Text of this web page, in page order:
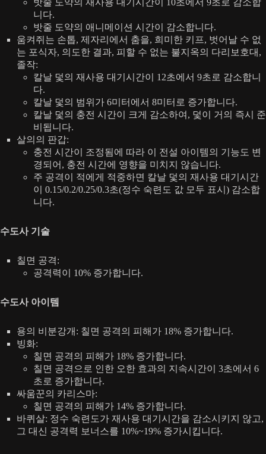
밧줄 도약의 재사용 대기시간이 10초에서 9초로 감소합
니다.
밧줄 도약의 애니메이션 시간이 감소합니다.
움켜쥐는 손톱, 제자리에서 춤을, 희미한 키프, 벗어날 수 없
는 포식자, 의도한 결과, 피할 수 없는 불지옥의 다리보호대,
졸작:
칼날 덫의 재사용 대기시간이 12초에서 9초로 감소합니
다.
칼날 덫의 범위가 6미터에서 8미터로 증가합니다.
칼날 덫의 충전 시간이 크게 감소하여, 덫이 거의 즉시 준
비됩니다.
살의의 판갑:
충전 시간이 조정됨에 따라 이 전설 아이템의 기능도 변
경되어, 충전 시간에 영향을 미치지 않습니다.
주 공격이 적에게 적중하면 칼날 덫의 재사용 대기시간
이 0.15/0.2/0.25/0.3초(정수 숙련도 값 모두 표시) 감소합
니다.
수도사 기술
칠면 공격:
공격력이 10% 증가합니다.
수도사 아이템
용의 비분강개: 칠면 공격의 피해가 18% 증가합니다.
빙화:
칠면 공격의 피해가 18% 증가합니다.
칠면 공격으로 인한 오한 효과의 지속시간이 3초에서 6
초로 증가합니다.
싸움꾼의 카리스마:
칠면 공격의 피해가 14% 증가합니다.
바퀴살: 정수 숙련도가 재사용 대기시간을 감소시키지 않고,
그 대신 공격력 보너스를 10%~19% 증가시킵니다.